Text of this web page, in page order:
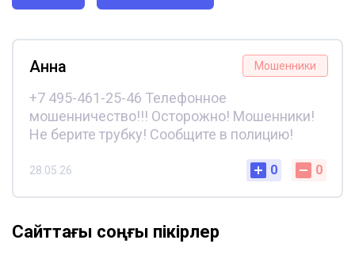
Мошенники
Анна
+7 495-461-25-46 Телефонное
мошенничество!!! Осторожно! Мошенники!
Не берите трубку! Сообщите в полицию!
28.05.26 0 0
Сайттағы соңғы пікірлер